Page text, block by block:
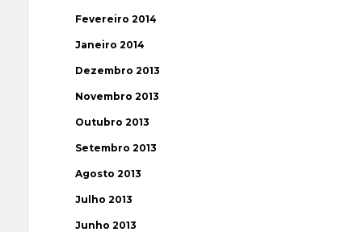
Fevereiro 2014
Janeiro 2014
Dezembro 2013
Novembro 2013
Outubro 2013
Setembro 2013
Agosto 2013
Julho 2013
Junho 2013